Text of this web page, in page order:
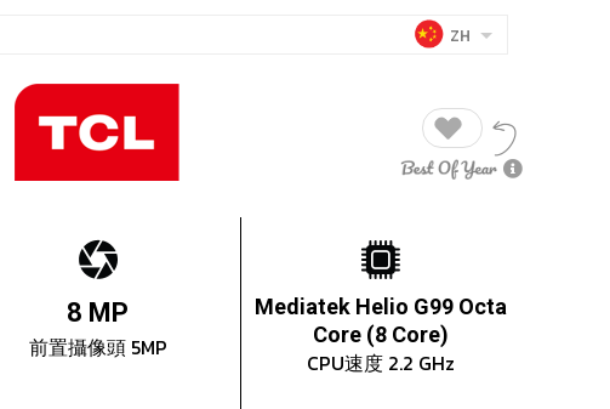
ZH
8 MP
前置攝像頭 5MP
Mediatek Helio G99 Octa
Core (8 Core)
CPU速度 2.2 GHz